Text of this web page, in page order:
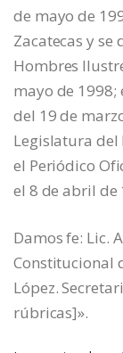
de mayo de
Zacatecas y
Hombres
mayo de 1998;
del 19 de
Legislatura del
el Periódico
el 8 de abril de
Damos fe: Lic.
Constitucional
López.
rúbricas]».